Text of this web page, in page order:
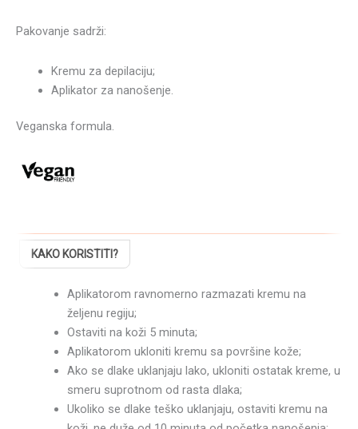
Pakovanje sadrži:
Kremu za depilaciju;
Aplikator za nanošenje.
Veganska formula.
KAKO KORISTITI?
Aplikatorom ravnomerno razmazati kremu na
željenu regiju;
Ostaviti na koži 5 minuta;
Aplikatorom ukloniti kremu sa površine kože;
Ako se dlake uklanjaju lako, ukloniti ostatak kreme, u
smeru suprotnom od rasta dlaka;
Ukoliko se dlake teško uklanjaju, ostaviti kremu na